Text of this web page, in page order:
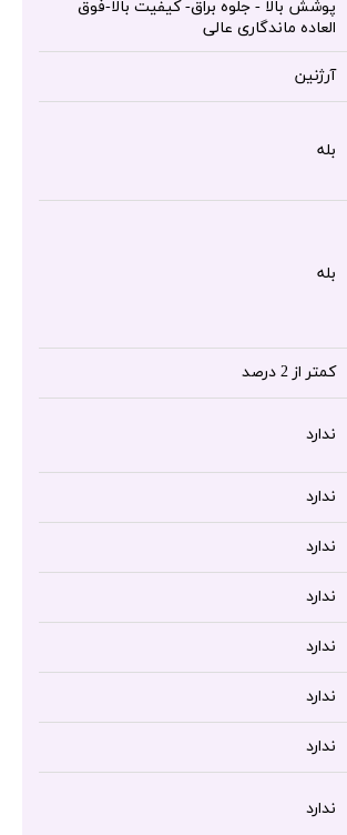
پوشش بالا - جلوه براق- کیفیت بالا-فوق
العاده ماندگاری عالی
آرژنین
بله
بله
کمتر از 2 درصد
ندارد
ندارد
ندارد
ندارد
ندارد
ندارد
ندارد
ندارد